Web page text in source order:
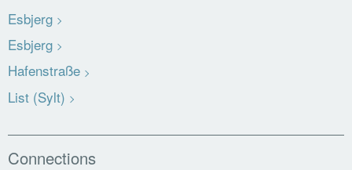
Esbjerg
Esbjerg
Hafenstraße
List (Sylt)
Connections